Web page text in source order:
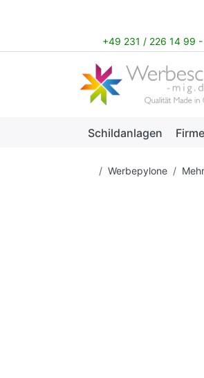
+49 231 / 226 14 99
Schildanlagen
Startseite
Werbepylone